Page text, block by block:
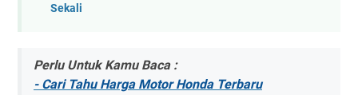
Sekali
Perlu Untuk Kamu Baca :
- Cari Tahu Harga Motor Honda Terbaru